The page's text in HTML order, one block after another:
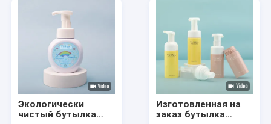
Продукты
О нас
экскурсия по заводу
Контроль качества
Экологически
чистый бутылка
Изготовленная на
заказ бутылка